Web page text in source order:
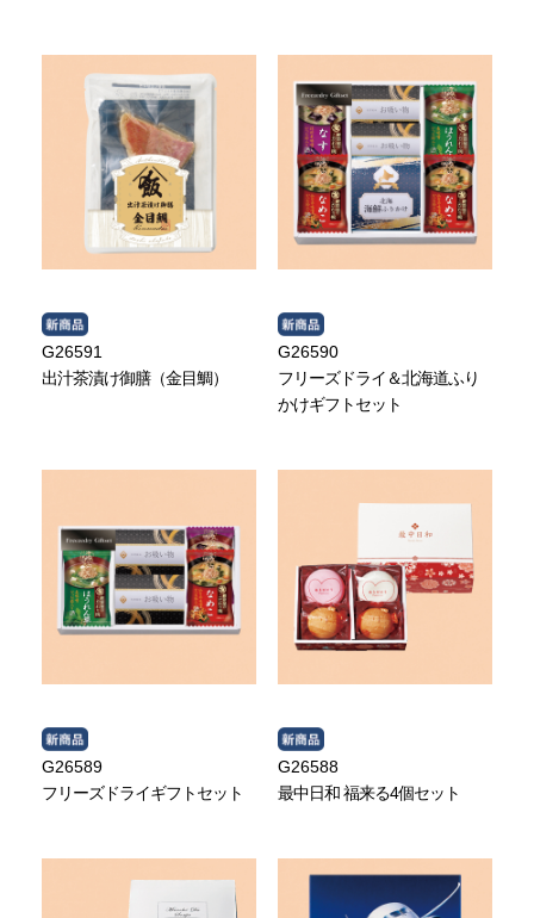
G26591
出汁茶漬け御膳（金目鯛）
G26590
フリーズドライ＆北海道ふり
かけギフトセット
G26589
フリーズドライギフトセット
G26588
最中日和 福来る4個セット